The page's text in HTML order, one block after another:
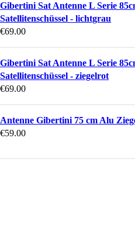
Gibertini Sat Antenne L Serie
Satellitenschüssel - lichtgrau
€69.00
Gibertini Sat Antenne L Serie
Satellitenschüssel - ziegelrot
€69.00
Antenne Gibertini 75 cm Alu
€59.00